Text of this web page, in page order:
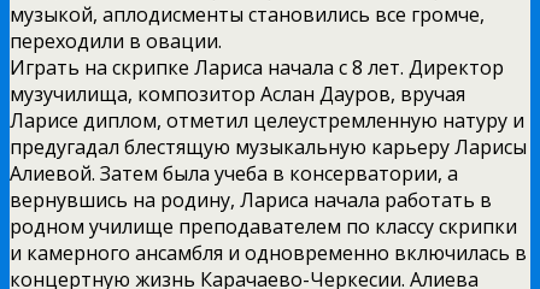
музыкой, аплодисменты становились все громче,
переходили в овации.
Играть на скрипке Лариса начала с 8 лет. Директор
музучилища, композитор Аслан Дауров, вручая
Ларисе диплом, отметил целеустремленную натуру и
предугадал блестящую музыкальную карьеру Ларисы
Алиевой. Затем была учеба в консерватории, а
вернувшись на родину, Лариса начала работать в
родном училище преподавателем по классу скрипки
и камерного ансамбля и одновременно включилась в
концертную жизнь Карачаево-Черкесии. Алиева